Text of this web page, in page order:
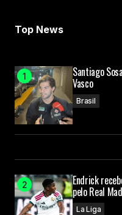
Top News
Santiago
Vasco
Brasil
Endrick
pelo Real
La Liga